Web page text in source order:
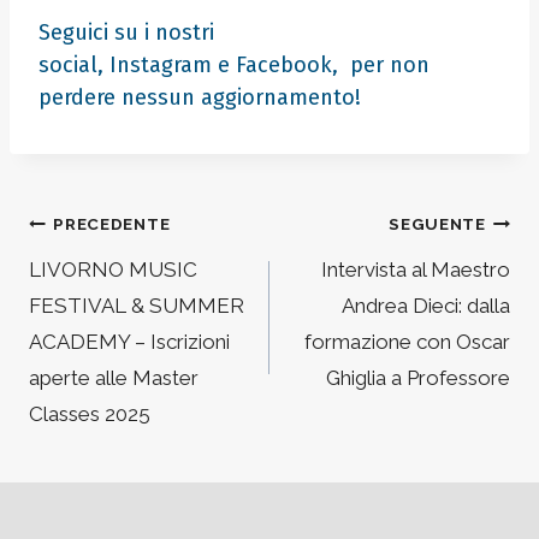
Seguici su i nostri
social, Instagram e Facebook, per non
perdere nessun aggiornamento!
Navigazione
articoli
PRECEDENTE
LIVORNO MUSIC
FESTIVAL & SUMMER
ACADEMY – Iscrizioni
aperte alle Master
Classes 2025
SEGUENTE
Intervista al Maestro
Andrea Dieci: dalla
formazione con Oscar
Ghiglia a Professore